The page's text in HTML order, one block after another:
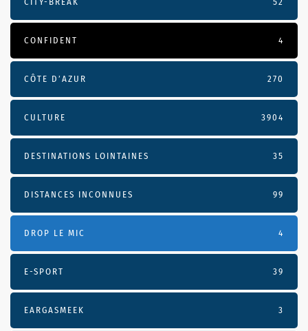
CONFIDENT 4
CÔTE D’AZUR 270
CULTURE 3904
DESTINATIONS LOINTAINES 35
DISTANCES INCONNUES 99
DROP LE MIC 4
E-SPORT 39
EARGASMEEK 3